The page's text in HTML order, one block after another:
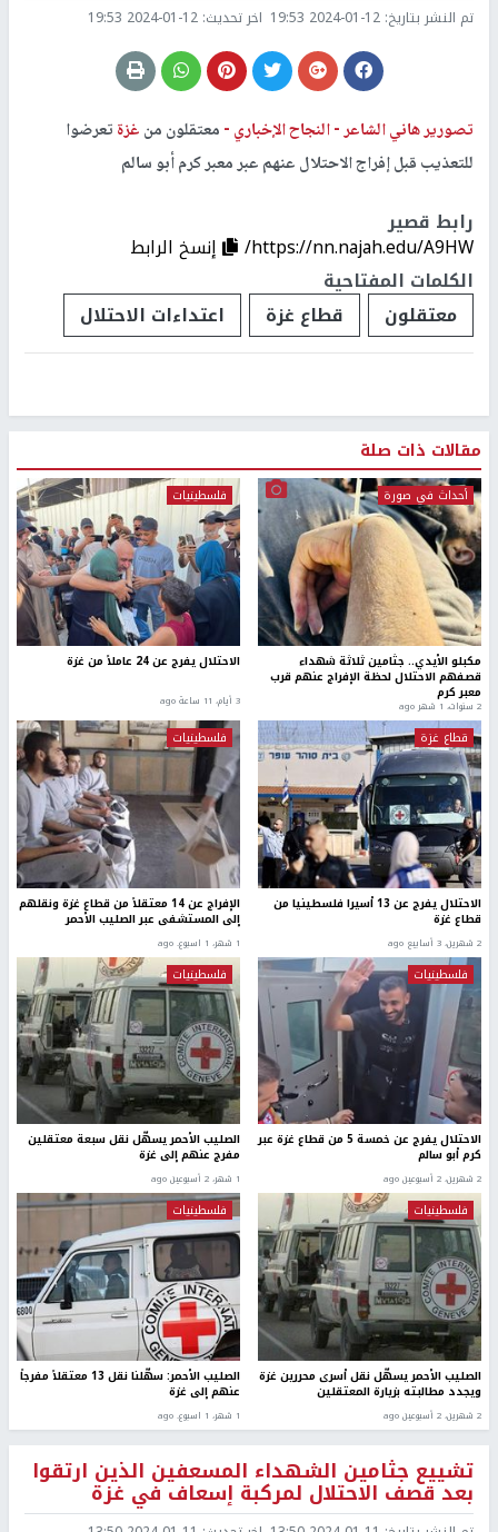
تم النشر بتاريخ: 2024-01-12 19:53 اخر تحديث: 2024-01-12 19:53
تصورير هاني الشاعر -النجاح الإخباري -معتقلون منغزةتعرضوا
للتعذيب قبل إفراج الاحتلال عنهم عبر معبر كرم أبو سالم
رابط قصير
https://nn.najah.edu/A9HW/
إنسخ الرابط
الكلمات المفتاحية
معتقلون
قطاع غزة اعتداءات الاحتلال
مقالات ذات صلة
أحداث في صورة
مكبلو الأيدي.. جثامين ثلاثة شهداء
قصفهم الاحتلال لحظة الإفراج عنهم قرب
معبر كرم
2 سنوات، 1 شهر ago
فلسطينيات
الاحتلال يفرج عن 24 عاملاً من غزة
3 أيام، 11 ساعة ago
قطاع غزة
الاحتلال يفرج عن 13 أسيرا فلسطينيا من
قطاع غزة
2 شهرين، 3 أسابيع ago
فلسطينيات
الإفراج عن 14 معتقلاً من قطاع غزة ونقلهم
إلى المستشفى عبر الصليب الأحمر
1 شهر، 1 اسبوع. ago
فلسطينيات
الاحتلال يفرج عن خمسة 5 من قطاع غزة عبر
كرم أبو سالم
2 شهرين، 2 أسبوعين ago
فلسطينيات
الصليب الأحمر يسهّل نقل سبعة معتقلين
مفرج عنهم إلى غزة
1 شهر، 2 أسبوعين ago
فلسطينيات
الصليب الأحمر يسهّل نقل أسرى محررين غزة
ويجدد مطالبته بزيارة المعتقلين
2 شهرين، 2 أسبوعين ago
فلسطينيات
الصليب الأحمر: سهّلنا نقل 13 معتقلاً مفرجاً
عنهم إلى غزة
1 شهر، 1 اسبوع. ago
تشييع جثامين الشهداء المسعفين الذين ارتقوا
بعد قصف الاحتلال لمركبة إسعاف في غزة